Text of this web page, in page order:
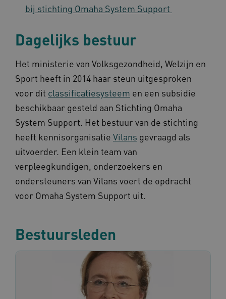
bij stichting Omaha System Support
Dagelijks bestuur
Het ministerie van Volksgezondheid, Welzijn en
Sport heeft in 2014 haar steun uitgesproken
voor dit classificatiesysteem en een subsidie
beschikbaar gesteld aan Stichting Omaha
System Support. Het bestuur van de stichting
heeft kennisorganisatie Vilans gevraagd als
uitvoerder. Een klein team van
verpleegkundigen, onderzoekers en
ondersteuners van Vilans voert de opdracht
voor Omaha System Support uit.
Bestuursleden
BCSessionID vilans.blueconic.net
AWSALBCORS
Amazon.com Inc.
m484.omahasystem.nl
VISITOR_PRIVACY_METADATA
.www.omahasystem.nl
59
Google Privacy Policy